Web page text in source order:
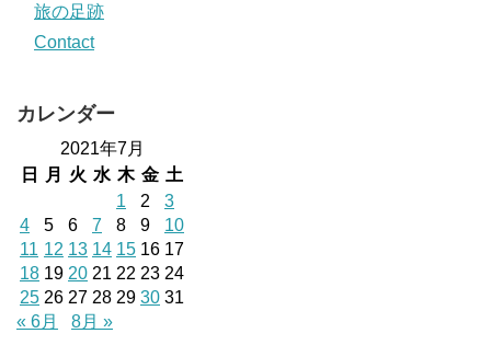
旅の足跡
Contact
カレンダー
2021年7月
日
月 火 水 木 金 土
1
2
3
4
5 6 7 8 9
10
11 12 13 14 15 16 17
18 19 20 21 22 23 24
25 26 27 28 29 30 31
« 6月
8月 »